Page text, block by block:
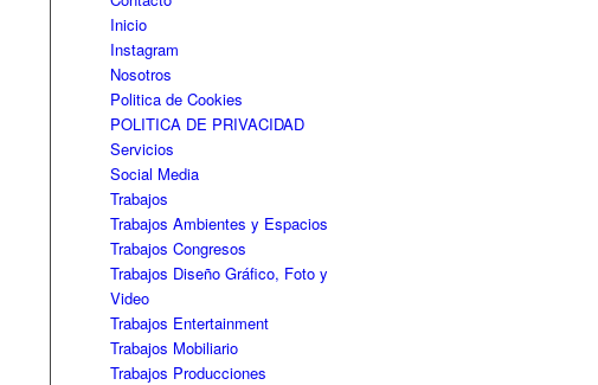
Inicio
Instagram
Nosotros
Politica de Cookies
POLITICA DE PRIVACIDAD
Servicios
Social Media
Trabajos
Trabajos Ambientes y Espacios
Trabajos Congresos
Trabajos Diseño Gráfico, Foto y
Video
Trabajos Entertainment
Trabajos Mobiliario
Trabajos Producciones